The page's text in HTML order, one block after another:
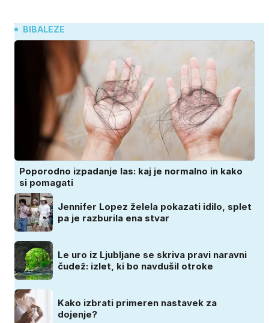
BIBALEZE
Poporodno izpadanje las: kaj je normalno in kako
si pomagati
Jennifer Lopez želela pokazati idilo, splet
pa je razburila ena stvar
Le uro iz Ljubljane se skriva pravi naravni
čudež: izlet, ki bo navdušil otroke
Kako izbrati primeren nastavek za
dojenje?